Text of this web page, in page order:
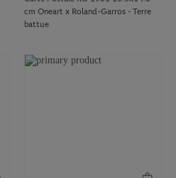
cm Oneart x Roland-Garros - Terre
battue